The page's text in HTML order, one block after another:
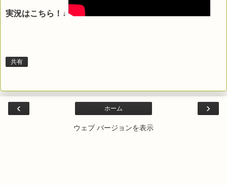
実況はこちら！↓
共有
‹ ›
ホーム
ウェブ バージョンを表示